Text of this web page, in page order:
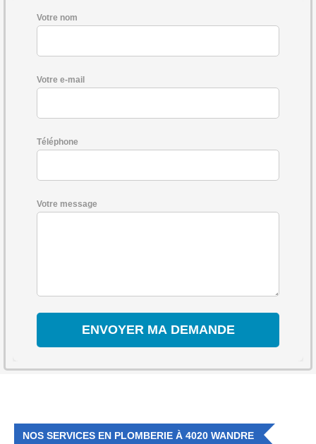
Votre nom
Votre e-mail
Téléphone
Votre message
NOS SERVICES EN PLOMBERIE À 4020 WANDRE